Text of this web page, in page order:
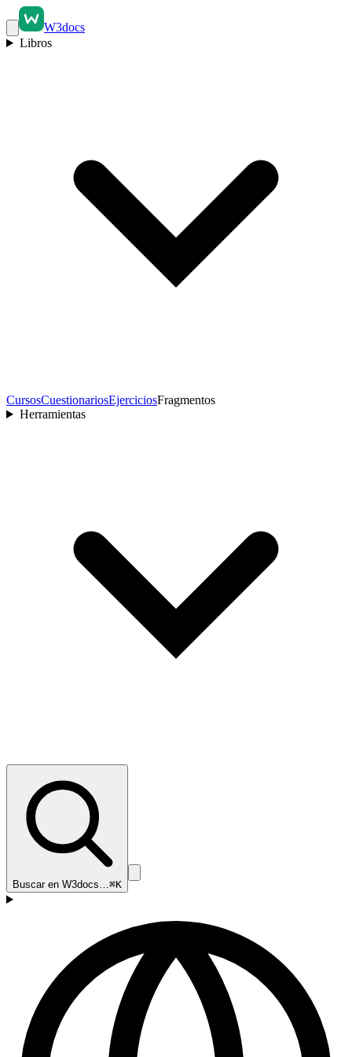
W3docs
Libros
CursosCuestionariosEjerciciosFragmentos
Herramientas
Buscar en W3docs…⌘K